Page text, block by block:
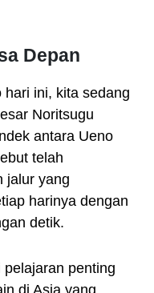
Depan
hari ini, kita sedang
Noritsugu
antara Ueno
telah
jalur yang
harinya dengan
detik.
penting